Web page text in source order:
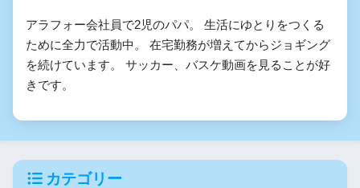
アラフォー会社員で2児のパパ。 生活にゆとりをつくる
ために全力で活動中。 在宅勤務が増えてからジョギング
を続けています。 サッカー、バスケ動画を見ることが好
きです。
カテゴリー